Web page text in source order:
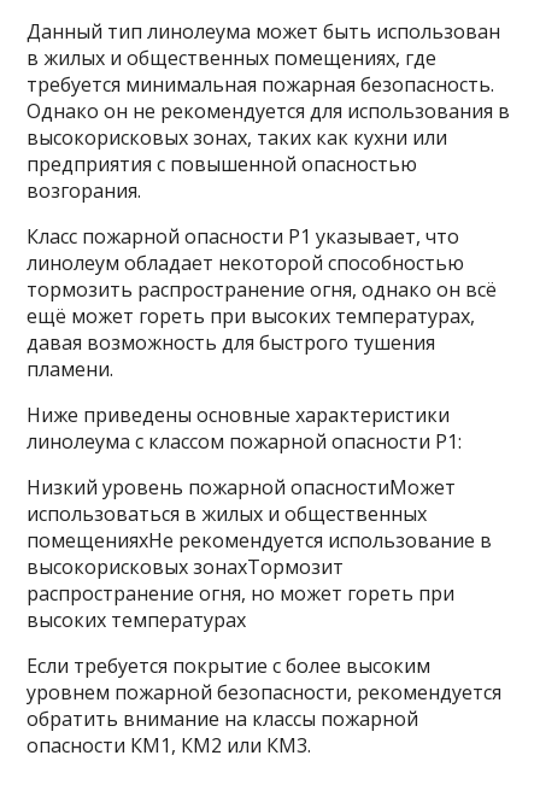
Данный тип линолеума может быть использован
в жилых и общественных помещениях, где
требуется минимальная пожарная безопасность.
Однако он не рекомендуется для использования в
высокорисковых зонах, таких как кухни или
предприятия с повышенной опасностью
возгорания.
Класс пожарной опасности Р1 указывает, что
линолеум обладает некоторой способностью
тормозить распространение огня, однако он всё
ещё может гореть при высоких температурах,
давая возможность для быстрого тушения
пламени.
Ниже приведены основные характеристики
линолеума с классом пожарной опасности Р1:
Низкий уровень пожарной опасностиМожет
использоваться в жилых и общественных
помещенияхНе рекомендуется использование в
высокорисковых зонахТормозит
распространение огня, но может гореть при
высоких температурах
Если требуется покрытие с более высоким
уровнем пожарной безопасности, рекомендуется
обратить внимание на классы пожарной
опасности КМ1, КМ2 или КМ3.